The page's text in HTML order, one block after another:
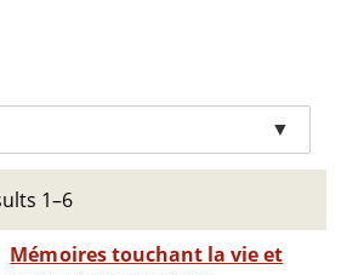
▼
1–6
Mémoires touchant la vie et